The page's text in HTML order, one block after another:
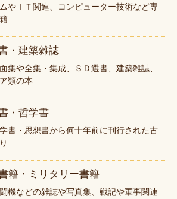
やＩＴ関連、コンピューター技術など専
・建築雑誌
集や全集・集成、ＳＤ選書、建築雑誌、
類の本
・哲学書
書・思想書から何十年前に刊行された古
籍・ミリタリー書籍
機などの雑誌や写真集、戦記や軍事関連